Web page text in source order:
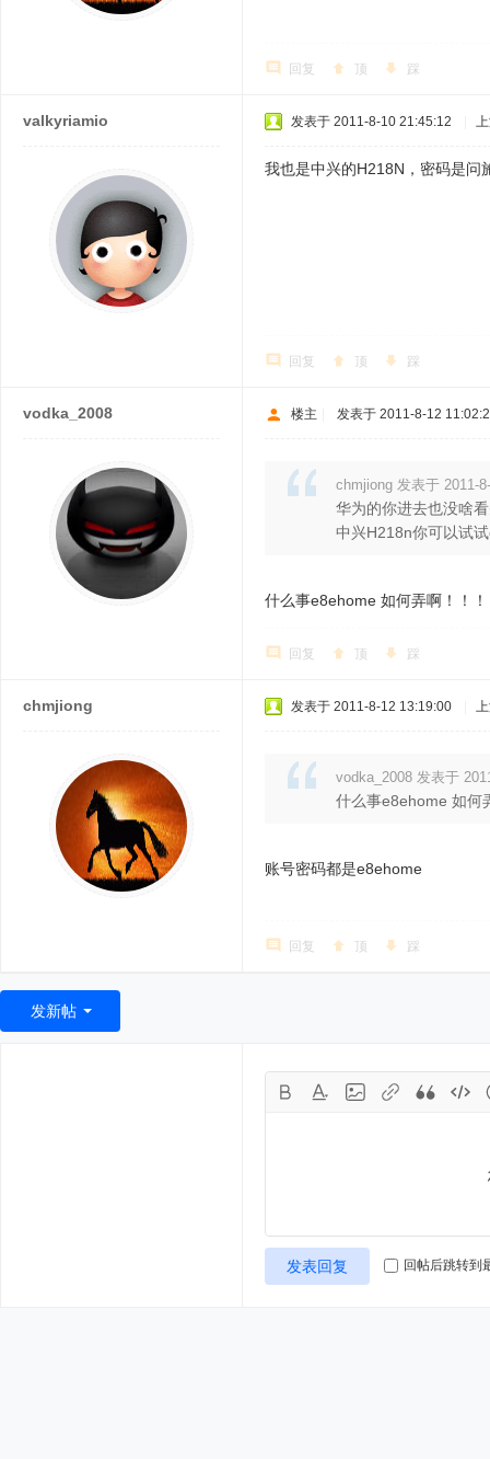
回复 顶 踩
valkyriamio 发表于 2011-8-10 21:45:12
我也是中兴的H218N，密码是问
回复 顶 踩
vodka_2008 楼主 发表于 2011-8-12
chmjiong 发表于 2011-
华为的你进去也没啥
中兴H218n你可以试
什么事e8ehome 如何弄啊！！！
回复 顶 踩
chmjiong 发表于 2011-8-12 13:19:00
vodka_2008 发表于
什么事e8ehome 如何
账号密码都是e8ehome
回复 顶 踩
发新帖
发表回复 回帖后跳转到